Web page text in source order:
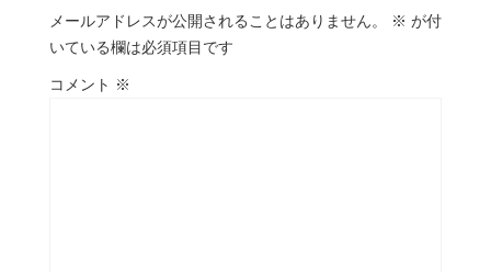
メールアドレスが公開されることはありません。 ※ が付
いている欄は必須項目です
コメント ※